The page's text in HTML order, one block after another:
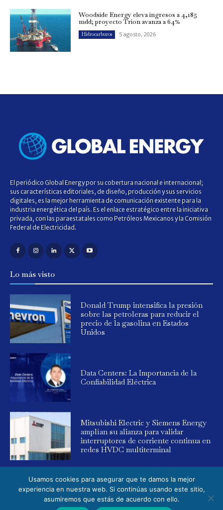
Woodside Energy eleva ingresos a 4,185
mdd; proyecto Trion avanza a 64%
Hidrocarburos 5 agosto, 2026
El periódico Global Energy por su cobertura nacional e internacional;
sus características editoriales, de diseño, producción y sus servicios
digitales, es la mejor herramienta de comunicación existente para la
industria energética del país. Es el enlace estratégico entre la iniciativa
privada, con las paraestatales como Petróleos Mexicanos y la Comisión
Federal de Electricidad.
Lo más visto
Donald Trump intensifica la presión
sobre las petroleras para reducir el
precio de la gasolina en Estados
Unidos
Data Centers: La Importancia de la
Confiabilidad Eléctrica
Mitsubishi Electric y Siemens Energy
amplían su alianza para validar
interruptores de corriente continua en
redes HVDC multiterminal
© 2025 Global Energy. Todos los derechos reservados. Powered by
Usamos cookies para asegurar que te damos la mejor
experiencia en nuestra web. Si continúas usando este sitio,
asumiremos que estás de acuerdo con ello.